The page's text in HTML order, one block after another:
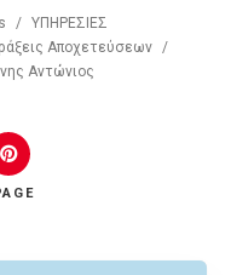
/
ΥΠΗΡΕΣΙΕΣ
Αποχετεύσεων /
Αντώνιος